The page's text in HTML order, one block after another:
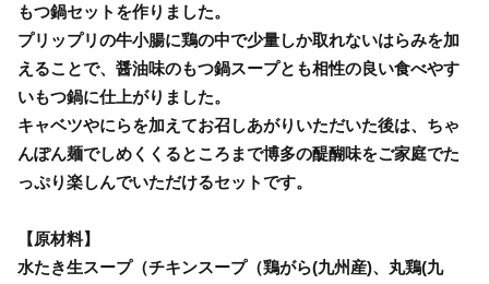
もつ鍋セットを作りました。
プリップリの牛小腸に鶏の中で少量しか取れないはらみを加
えることで、醤油味のもつ鍋スープとも相性の良い食べやす
いもつ鍋に仕上がりました。
キャベツやにらを加えてお召しあがりいただいた後は、ちゃ
んぽん麺でしめくくるところまで博多の醍醐味をご家庭でた
っぷり楽しんでいただけるセットです。
【原材料】
水たき生スープ（チキンスープ（鶏がら(九州産)、丸鶏(九